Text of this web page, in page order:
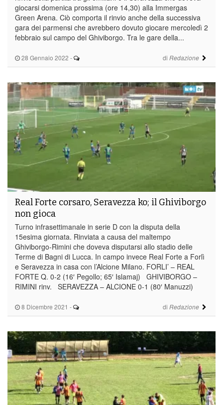
28 Gennaio 2022 - di Redazione
giocarsi domenica prossima (ore 14,30) alla Immergas
Green Arena. Ciò comporta il rinvio anche della successiva
gara dei parmensi che avrebbero dovuto giocare mercoledì 2
febbraio sul campo del Ghiviborgo. Tra le gare della...
8 Dicembre 2021 - di Redazione
Real Forte corsaro, Seravezza ko; il Ghiviborgo
non gioca
Turno infrasettimanale in serie D con la disputa della
15esima giornata. Rinviata a causa del maltempo
Ghiviborgo-Rimini che doveva disputarsi allo stadio delle
Terme di Bagni di Lucca. In campo invece Real Forte a Forlì
e Seravezza in casa con l’Alcione Milano. FORLI’ – REAL
FORTE Q. 0-2 (16′ Pegollo; 65′ Islamaj) GHIVIBORGO –
RIMINI rinv. SERAVEZZA – ALCIONE 0-1 (80′ Manuzzi)